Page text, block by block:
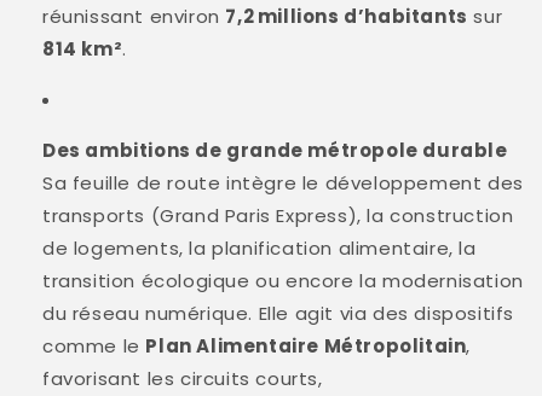
réunissant environ 7,2 millions d’habitants sur
814 km².
Des ambitions de grande métropole durable
Sa feuille de route intègre le développement des
transports (Grand Paris Express), la construction
de logements, la planification alimentaire, la
transition écologique ou encore la modernisation
du réseau numérique. Elle agit via des dispositifs
comme le Plan Alimentaire Métropolitain,
favorisant les circuits courts,